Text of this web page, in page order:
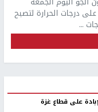
درجات الحرارة لتصبح